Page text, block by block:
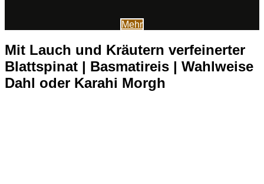
Mehr
Mit Lauch und Kräutern verfeinerter
Blattspinat | Basmatireis | Wahlweise
Dahl oder Karahi Morgh